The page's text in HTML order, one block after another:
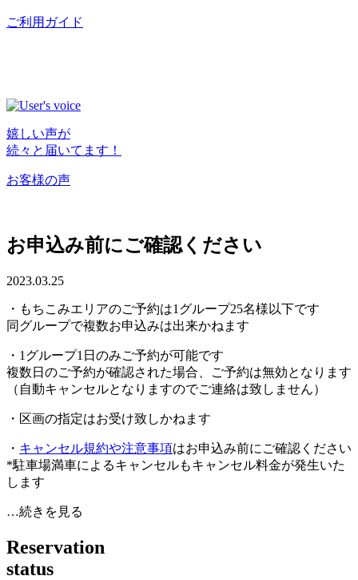
ご利用ガイド
嬉しい声が
続々と届いてます！
お客様の声
お申込み前にご確認ください
2023.03.25
・もちこみエリアのご予約は1グループ25名様以下です
同グループで複数お申込みは出来かねます
・1グループ1日のみご予約が可能です
複数日のご予約が確認された場合、ご予約は無効となります
（自動キャンセルとなりますのでご連絡は致しません）
・区画の指定はお受け致しかねます
・ キャンセル規約や注意事項はお申込み前にご確認ください
*駐車場満車によるキャンセルもキャンセル料金が発生いた
します
…続きを見る
Reservation
status